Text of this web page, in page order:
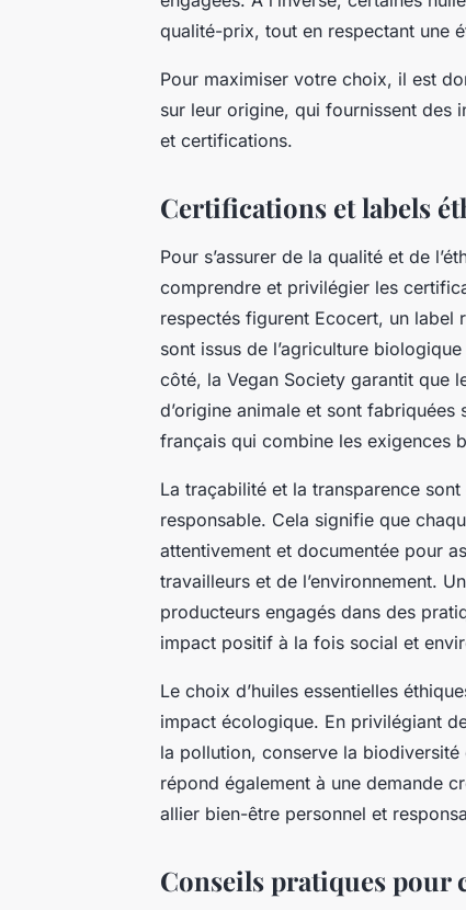
qualité-prix, tout en respectant une
Pour maximiser votre choix, il est
sur leur origine, qui fournissent des
et certifications.
Certifications et labels
Pour s’assurer de la qualité et de
comprendre et privilégier les
respectés figurent Ecocert, un label
sont issus de l’agriculture
côté, la Vegan Society garantit que
d’origine animale et sont
français qui combine les exigences
La traçabilité et la transparence
responsable. Cela signifie que
attentivement et documentée pour
travailleurs et de l’environnement.
producteurs engagés dans des
impact positif à la fois social et
Le choix d’huiles essentielles
impact écologique. En privilégiant
la pollution, conserve la biodiversité
répond également à une demande
allier bien-être personnel et
Conseils pratiques pour